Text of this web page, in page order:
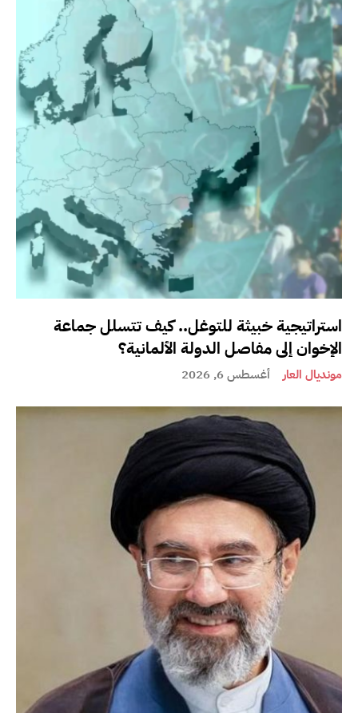
استراتيجية خبيثة للتوغل.. كيف تتسلل جماعة
الإخوان إلى مفاصل الدولة الألمانية؟
مونديال العار أغسطس 6, 2026